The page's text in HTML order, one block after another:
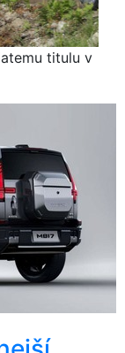
titulu v